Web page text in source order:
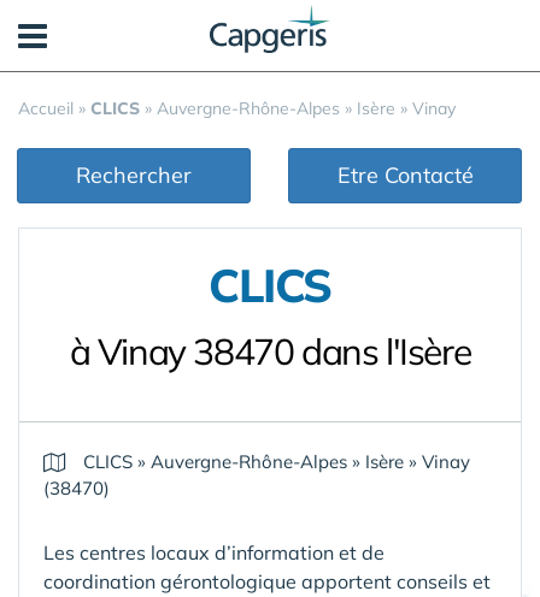
Accueil » CLICS » Auvergne-Rhône-Alpes » Isère » Vinay
Rechercher Etre Contacté
CLICS
à Vinay 38470 dans l'Isère
CLICS » Auvergne-Rhône-Alpes » Isère » Vinay
(38470)
Les centres locaux d’information et de
coordination gérontologique apportent conseils et